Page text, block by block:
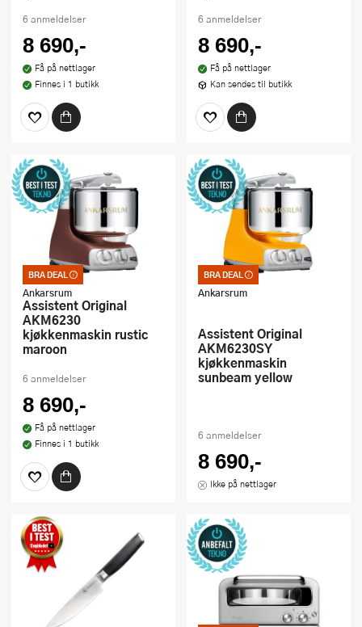
6 anmeldelser
8 690,-
Få på nettlager
Finnes i 1 butikk
6 anmeldelser
8 690,-
Få på nettlager
Kan sendes til butikk
BRA DEAL
Bra deal – merkelappen
som garanterer et godt
kjøp. Kan ikke kombineres
med kuponger eller andre
tilbud
Ankarsrum
Assistent Original
AKM6230
kjøkkenmaskin rustic
maroon
6 anmeldelser
8 690,-
Få på nettlager
Finnes i 1 butikk
BRA DEAL
Bra deal – merkelappen
som garanterer et godt
kjøp. Kan ikke kombineres
Ankarsrum
Assistent Original
AKM6230SY
kjøkkenmaskin
sunbeam yellow
6 anmeldelser
8 690,-
Ikke på nettlager